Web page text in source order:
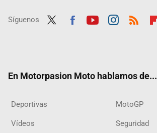
Síguenos
En Motorpasion Moto hablamos de...
Deportivas MotoGP
Vídeos Seguridad